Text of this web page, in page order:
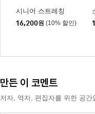
시니어 스트레칭
16,200원 (10% 할인)
만든 이 코멘트
저자, 역자, 편집자를 위한 공